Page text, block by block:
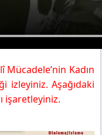
Kadın
izleyiniz. Aşağıdaki
işaretleyiniz.